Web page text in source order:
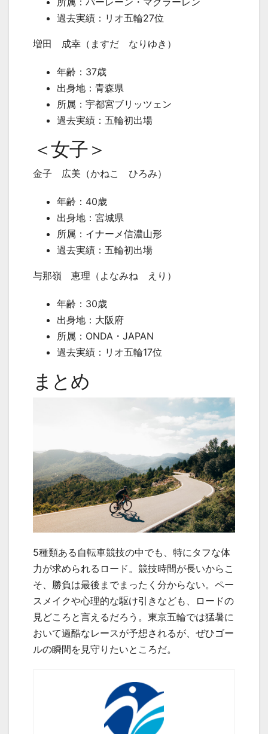
過去実績：リオ五輪27位
増田 成幸（ますだ なりゆき）
年齢： 37歳
出身地：青森県
所属：宇都宮ブリッツェン
過去実績：五輪初出場
＜女子＞
金子 広美（かねこ ひろみ）
年齢： 40歳
出身地：宮城県
所属：イナーメ信濃山形
過去実績：五輪初出場
与那嶺 恵理（よなみね えり）
年齢： 30歳
出身地：大阪府
所属： ONDA ・ JAPAN
過去実績：リオ五輪17位
まとめ
5種類ある自転車競技の中でも、特にタフな体
力が求められるロード。競技時間が長いからこ
そ、勝負は最後までまったく分からない。ペー
スメイクや心理的な駆け引きなども、ロードの
見どころと言えるだろう。東京五輪では猛暑に
おいて過酷なレースが予想されるが、ぜひゴー
ルの瞬間を見守りたいところだ。